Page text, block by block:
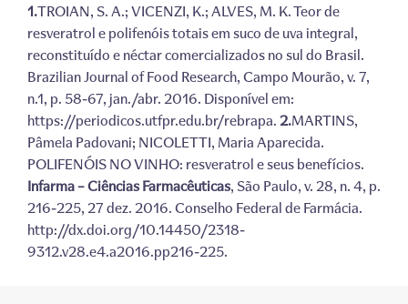
1.TROIAN, S. A.; VICENZI, K.; ALVES, M. K. Teor de
resveratrol e polifenóis totais em suco de uva integral,
reconstituído e néctar comercializados no sul do Brasil.
Brazilian Journal of Food Research, Campo Mourão, v. 7,
n.1, p. 58-67, jan./abr. 2016. Disponível em:
https://periodicos.utfpr.edu.br/rebrapa.2.MARTINS,
Pâmela Padovani; NICOLETTI, Maria Aparecida.
POLIFENÓIS NO VINHO: resveratrol e seus benefícios.
Infarma – Ciências Farmacêuticas, São Paulo, v. 28, n. 4, p.
216-225, 27 dez. 2016. Conselho Federal de Farmácia.
http://dx.doi.org/10.14450/2318-
9312.v28.e4.a2016.pp216-225.